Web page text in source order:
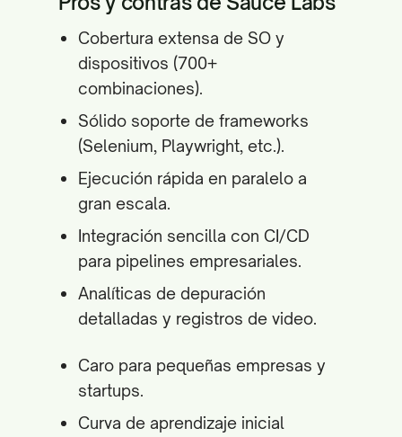
Cobertura extensa de SO y
dispositivos (700+
combinaciones).
Sólido soporte de frameworks
(Selenium, Playwright, etc.).
Ejecución rápida en paralelo a
gran escala.
Integración sencilla con CI/CD
para pipelines empresariales.
Analíticas de depuración
detalladas y registros de video.
Caro para pequeñas empresas y
startups.
Curva de aprendizaje inicial